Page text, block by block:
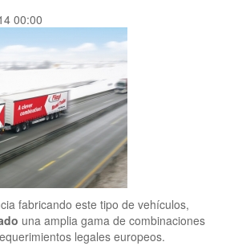
00:00
fabricando este tipo de vehículos,
una amplia gama de combinaciones
legales europeos.